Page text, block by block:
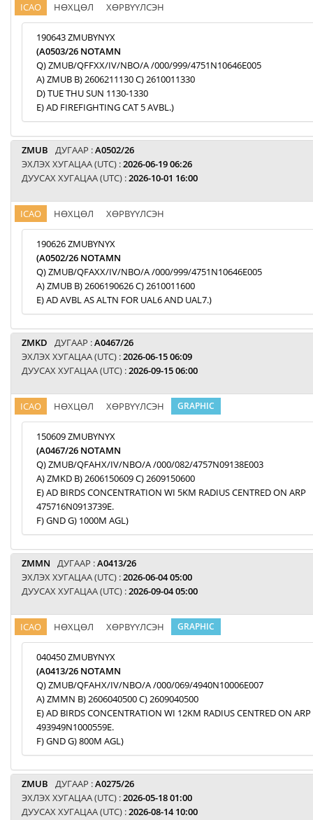
ICAO НӨХЦӨЛ ХӨРВҮҮЛСЭН
190643 ZMUBYNYX
(A0503/26 NOTAMN
Q) ZMUB/QFFXX/IV/NBO/A /000/999/4751N10646E005
A) ZMUB B) 2606211130 C) 2610011330
D) TUE THU SUN 1130-1330
E) AD FIREFIGHTING CAT 5 AVBL.)
ZMUB ДУГААР :A0502/26
ЭХЛЭХ ХУГАЦАА (UTC) :2026-06-19 06:26
ДУУСАХ ХУГАЦАА (UTC) :2026-10-01 16:00
ICAO НӨХЦӨЛ ХӨРВҮҮЛСЭН
190626 ZMUBYNYX
(A0502/26 NOTAMN
Q) ZMUB/QFAXX/IV/NBO/A /000/999/4751N10646E005
A) ZMUB B) 2606190626 C) 2610011600
E) AD AVBL AS ALTN FOR UAL6 AND UAL7.)
ZMKD ДУГААР :A0467/26
ЭХЛЭХ ХУГАЦАА (UTC) :2026-06-15 06:09
ДУУСАХ ХУГАЦАА (UTC) :2026-09-15 06:00
ICAO НӨХЦӨЛ ХӨРВҮҮЛСЭН GRAPHIC
150609 ZMUBYNYX
(A0467/26 NOTAMN
Q) ZMUB/QFAHX/IV/NBO/A /000/082/4757N09138E003
A) ZMKD B) 2606150609 C) 2609150600
E) AD BIRDS CONCENTRATION WI 5KM RADIUS CENTRED ON ARP
475716N0913739E.
F) GND G) 1000M AGL)
ZMMN ДУГААР :A0413/26
ЭХЛЭХ ХУГАЦАА (UTC) :2026-06-04 05:00
ДУУСАХ ХУГАЦАА (UTC) :2026-09-04 05:00
ICAO НӨХЦӨЛ ХӨРВҮҮЛСЭН GRAPHIC
040450 ZMUBYNYX
(A0413/26 NOTAMN
Q) ZMUB/QFAHX/IV/NBO/A /000/069/4940N10006E007
A) ZMMN B) 2606040500 C) 2609040500
E) AD BIRDS CONCENTRATION WI 12KM RADIUS CENTRED ON ARP
493949N1000559E.
F) GND G) 800M AGL)
ZMUB ДУГААР :A0275/26
ЭХЛЭХ ХУГАЦАА (UTC) :2026-05-18 01:00
ДУУСАХ ХУГАЦАА (UTC) :2026-08-14 10:00